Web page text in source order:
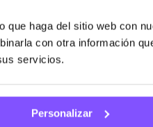
haga del sitio web con
con otra información
servicios.
Personalizar
que
éxito
usuarios